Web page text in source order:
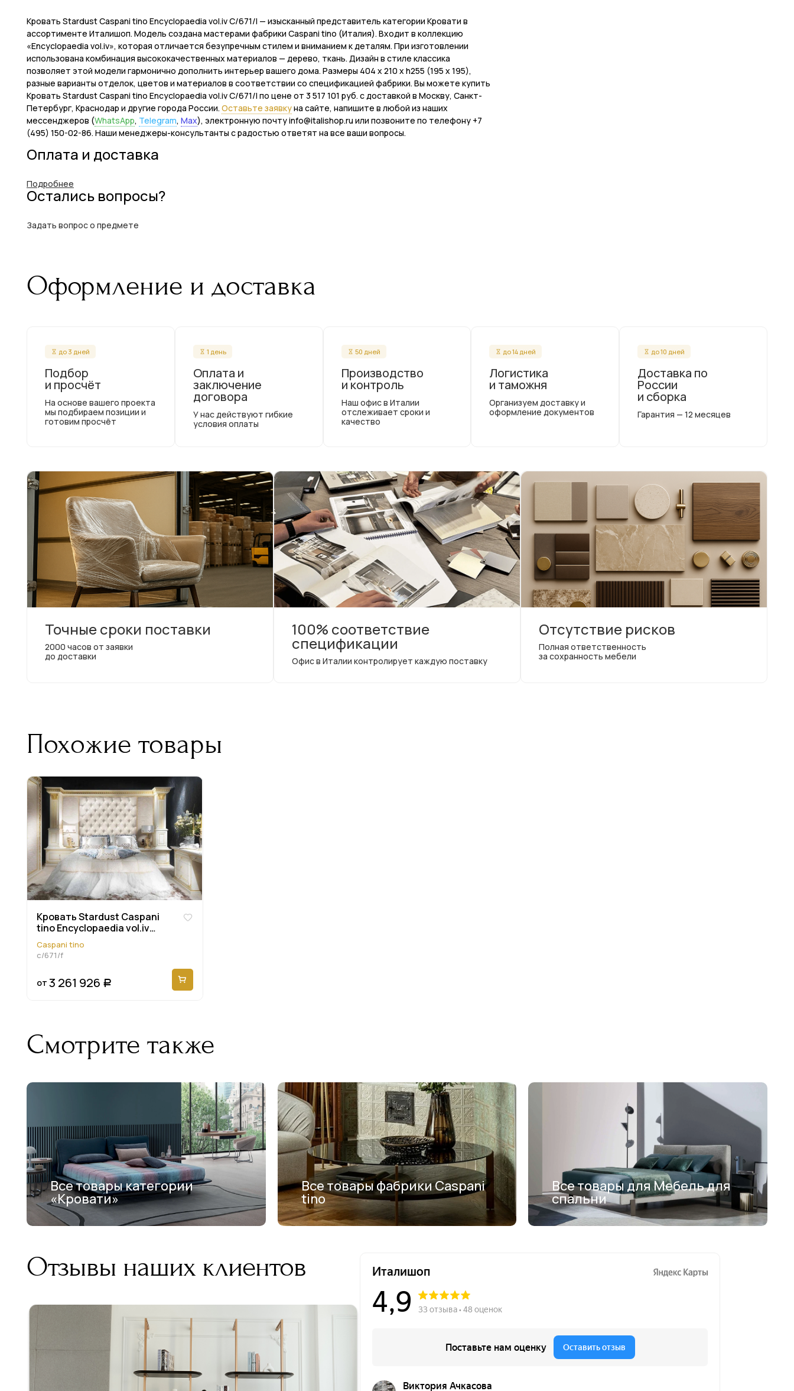
Кровать Stardust Caspani tino Encyclopaedia vol.iv C/671/l — изысканный представитель категории Кровати в
ассортименте Италишоп. Модель создана мастерами фабрики Caspani tino (Италия). Входит в коллекцию
«Encyclopaedia vol.iv», которая отличается безупречным стилем и вниманием к деталям. При изготовлении
использована комбинация высококачественных материалов — дерево, ткань. Дизайн в стиле классика
позволяет этой модели гармонично дополнить интерьер вашего дома. Размеры 404 x 210 x h255 (195 x 195),
разные варианты отделок, цветов и материалов в соответствии со спецификацией фабрики. Вы можете купить
Кровать Stardust Caspani tino Encyclopaedia vol.iv C/671/l по цене от 3 517 101 руб. с доставкой в Москву, Санкт-
Петербург, Краснодар и другие города России. Оставьте заявкуна сайте, напишите в любой из наших
мессенджеров (WhatsApp, Telegram, Max), электронную почту info@italishop.ru или позвоните по телефону +7
(495) 150-02-86. Наши менеджеры-консультанты с радостью ответят на все ваши вопросы.
Оплата и доставка
Подробнее
Остались вопросы?
Задать вопрос о предмете
Оформление и доставка
до 3 дней
Подбор
и просчёт
На основе вашего проекта
мы подбираем позиции и
готовим просчёт
1 день
Оплата и
заключение
договора
У нас действуют гибкие
условия оплаты
50 дней
Производство
и контроль
Наш офис в Италии
отслеживает сроки и
качество
до 14 дней
Логистика
и таможня
Организуем доставку и
оформление документов
до 10 дней
Доставка по
России
и сборка
Гарантия — 12 месяцев
Точные сроки поставки
2000 часов от заявки
до доставки
100% соответствие
спецификации
Офис в Италии контролирует каждую поставку
Отсутствие рисков
Полная ответственность
за сохранность мебели
Похожие товары
Кровать Stardust Caspani
tino Encyclopaedia vol.iv
C/671/f
Caspani tino
c/671/f
от 3 261 926 Р
Смотрите также
Все товары категории
«Кровати»
Все товары фабрики Caspani
tino
Все товары для Мебель для
спальни
Отзывы наших клиентов